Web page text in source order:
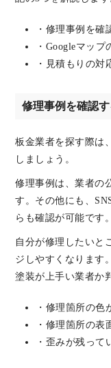
・修理事例を確
・Googleマッ
・見積もりの対
修理事例を確認す
板金業者を探す際は
しましょう。
修理事例は、業者の
す。その他にも、
らも確認が可能です。
自分が修理したいと
ジしやすくなります
塗装が上手い業者か
・修理箇所の色
・修理箇所の表
・歪みが残って